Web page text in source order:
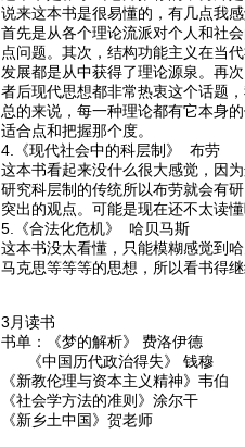
说来这本书是很易懂的，有几点我
首先是从各个理论流派对个人和社
点问题。其次，结构功能主义在当
发展都是从中获得了理论源泉。再
者后现代思想都非常热衷这个话题
总的来说，每一种理论都有它本身
适合点和把握那个度。
4.《现代社会中的科层制》 布劳
这本书看起来没什么很大感觉，因
研究科层制的传统所以布劳就会有
突出的观点。可能是现在还不太读
5.《合法化危机》 哈贝马斯
这本书没太看懂，只能模糊感觉到
马克思等等等的思想，所以看书得
3月读书
书单：《梦的解析》 费洛伊德
《中国历代政治得失》 钱穆
《新教伦理与资本主义精神》韦伯
《社会学方法的准则》涂尔干
《新乡土中国》贺老师